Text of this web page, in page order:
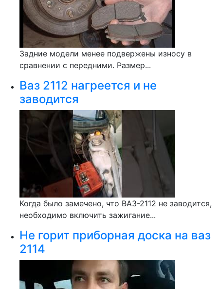
Задние модели менее подвержены износу в
сравнении с передними. Размер...
Ваз 2112 нагреется и не
заводится
Когда было замечено, что ВАЗ-2112 не заводится,
необходимо включить зажигание...
Не горит приборная доска на ваз
2114